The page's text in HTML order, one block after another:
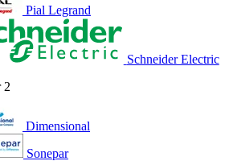
Pial Legrand
Schneider Electric
2
Dimensional
Sonepar